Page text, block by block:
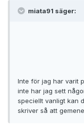
miata91 säger:
Inte för jag har varit
inte har jag sett
speciellt vanligt kan
skriver så att